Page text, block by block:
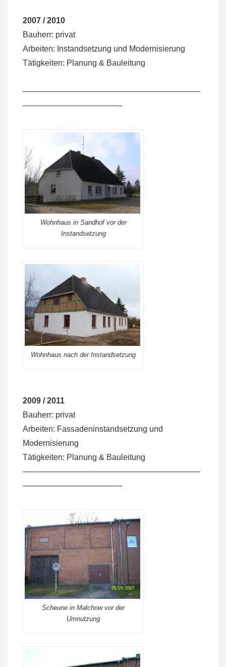
2007 / 2010
Bauherr: privat
Arbeiten: Instandsetzung und Modernisierung
Tätigkeiten: Planung & Bauleitung
——————————————————————
————————————-
Wohnhaus in Sandhof vor der
Instandsetzung
Wohnhaus nach der Instandsetzung
2009 / 2011
Bauherr: privat
Arbeiten: Fassadeninstandsetzung und
Modernisierung
Tätigkeiten: Planung & Bauleitung
——————————————————————
————————————-
Scheune in Malchow vor der
Umnutzung